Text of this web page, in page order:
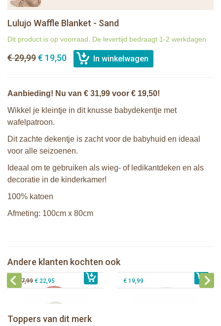
Lulujo Waffle Blanket - Sand
Dit product is op voorraad. De levertijd bedraagt 1-2 werkdagen
€ 29,99€ 19,50
Aanbieding! Nu van € 31,99 voor € 19,50!
Wikkel je kleintje in dit knusse babydekentje met
wafelpatroon.
Dit zachte dekentje is zacht voor de babyhuid en ideaal
voor alle seizoenen.
Ideaal om te gebruiken als wieg- of ledikantdeken en als
decoratie in de kinderkamer!
100% katoen
Afmeting: 100cm x 80cm
Andere klanten kochten ook
€ 15,99
Bunnies By The Bay knuffel Nibble
Konijn Crème 30cm
€ 27,99 € 22,95 € 19,99
Toppers van dit merk
Hugs & Kisses
€ 19,99€ 13,50
Lulujo swaddle 120x120 - Afrique